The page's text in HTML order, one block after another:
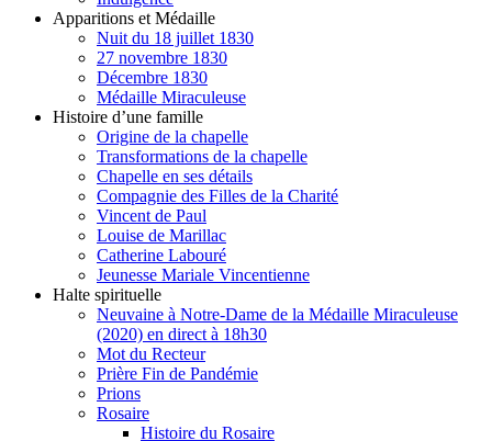
Apparitions et Médaille
Nuit du 18 juillet 1830
27 novembre 1830
Décembre 1830
Médaille Miraculeuse
Histoire d’une famille
Origine de la chapelle
Transformations de la chapelle
Chapelle en ses détails
Compagnie des Filles de la Charité
Vincent de Paul
Louise de Marillac
Catherine Labouré
Jeunesse Mariale Vincentienne
Halte spirituelle
Neuvaine à Notre-Dame de la Médaille Miraculeuse
(2020) en direct à 18h30
Mot du Recteur
Prière Fin de Pandémie
Prions
Rosaire
Histoire du Rosaire